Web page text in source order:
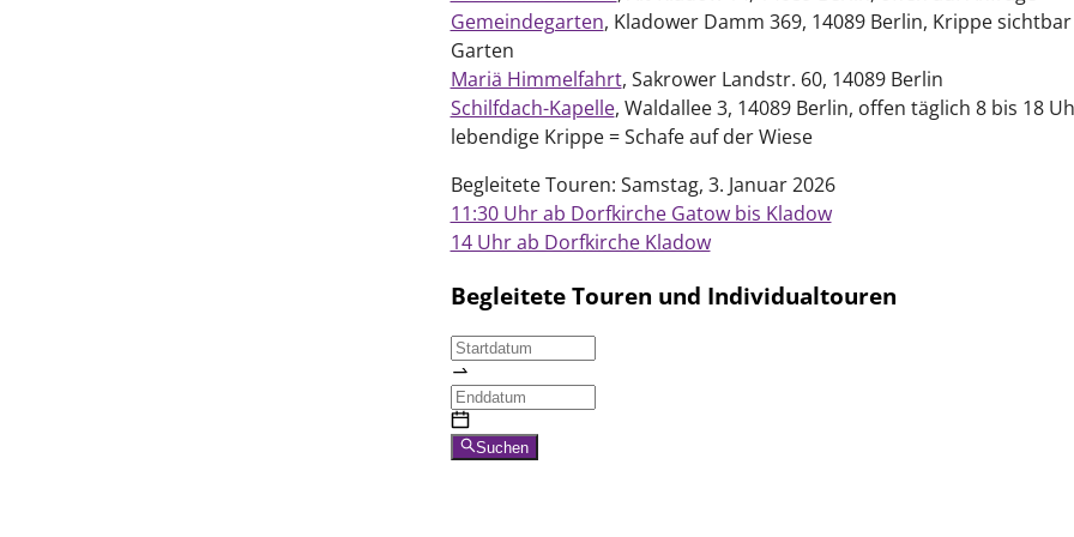
Gemeindegarten, Kladower Damm 369, 14089 Berlin, Krippe
Garten
Mariä Himmelfahrt, Sakrower Landstr. 60, 14089 Berlin
Schilfdach-Kapelle, Waldallee 3, 14089 Berlin, offen täglich 8 bis 18
lebendige Krippe = Schafe auf der Wiese
Begleitete Touren: Samstag, 3. Januar 2026
11:30 Uhr ab Dorfkirche Gatow bis Kladow
14 Uhr ab Dorfkirche Kladow
Begleitete Touren und Individualtouren